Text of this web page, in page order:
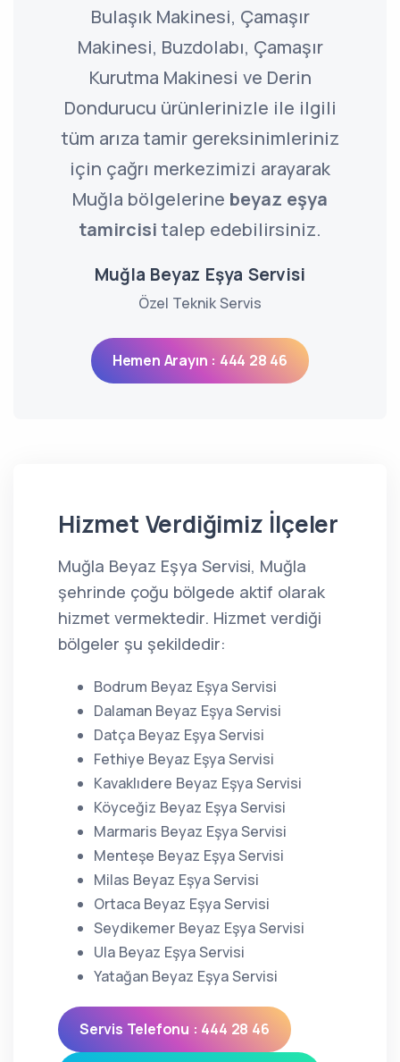
Bulaşık Makinesi, Çamaşır
Makinesi, Buzdolabı, Çamaşır
Kurutma Makinesi ve Derin
Dondurucu ürünlerinizle ile ilgili
tüm arıza tamir gereksinimleriniz
için çağrı merkezimizi arayarak
Muğla bölgelerine beyaz eşya
tamircisitalep edebilirsiniz.
Muğla Beyaz Eşya Servisi
Özel Teknik Servis
Hemen Arayın : 444 28 46
Hizmet Verdiğimiz İlçeler
Muğla Beyaz Eşya Servisi, Muğla
şehrinde çoğu bölgede aktif olarak
hizmet vermektedir. Hizmet verdiği
bölgeler şu şekildedir:
Bodrum Beyaz Eşya Servisi
Dalaman Beyaz Eşya Servisi
Datça Beyaz Eşya Servisi
Fethiye Beyaz Eşya Servisi
Kavaklıdere Beyaz Eşya Servisi
Köyceğiz Beyaz Eşya Servisi
Marmaris Beyaz Eşya Servisi
Menteşe Beyaz Eşya Servisi
Milas Beyaz Eşya Servisi
Ortaca Beyaz Eşya Servisi
Seydikemer Beyaz Eşya Servisi
Ula Beyaz Eşya Servisi
Yatağan Beyaz Eşya Servisi
Servis Telefonu : 444 28 46